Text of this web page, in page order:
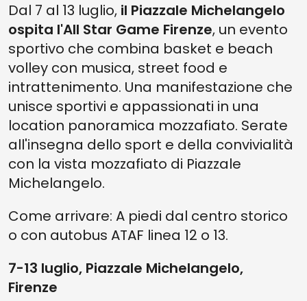
Dal 7 al 13 luglio, il Piazzale Michelangelo
ospita l'All Star Game Firenze, un evento
sportivo che combina basket e beach
volley con musica, street food e
intrattenimento. Una manifestazione che
unisce sportivi e appassionati in una
location panoramica mozzafiato. Serate
all'insegna dello sport e della convivialità
con la vista mozzafiato di Piazzale
Michelangelo.
Come arrivare: A piedi dal centro storico
o con autobus ATAF linea 12 o 13.
7-13 luglio, Piazzale Michelangelo,
Firenze